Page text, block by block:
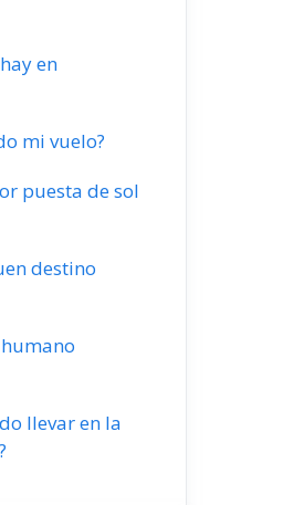
en
mi vuelo?
puesta de sol
destino
llevar en la